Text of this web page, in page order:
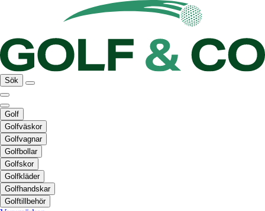
Sök
Golf
Golfväskor
Golfvagnar
Golfbollar
Golfskor
Golfkläder
Golfhandskar
Golftillbehör